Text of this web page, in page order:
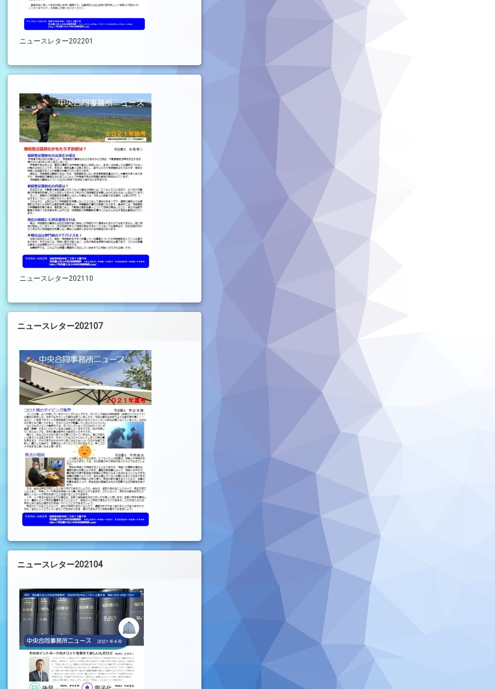
ニュースレター202201
ニュースレター202110
ニュースレター202107
ニュースレター202104